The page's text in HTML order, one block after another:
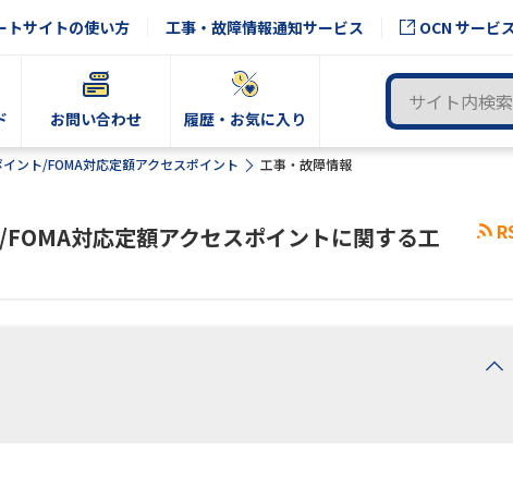
トサイトの使い方 工事・故障情報通知サービス OCN サービ
お問い合わせ 履歴・お気に入り
ント/FOMA対応定額アクセスポイント 工事・故障情報
対応定額アクセスポイントに関する工